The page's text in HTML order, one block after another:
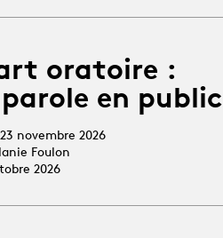
oratoire :
en public
novembre 2026
Foulon
2026